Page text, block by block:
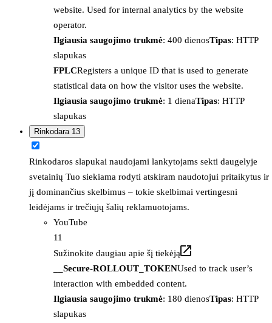
website. Used for internal analytics by the website
operator.
Ilgiausia saugojimo trukmė: 400 dienosTipas: HTTP
slapukas
FPLCRegisters a unique ID that is used to generate
statistical data on how the visitor uses the website.
Ilgiausia saugojimo trukmė: 1 dienaTipas: HTTP
slapukas
Rinkodara 13
Rinkodaros slapukai naudojami lankytojams sekti daugelyje
svetainių Tuo siekiama rodyti atskiram naudotojui pritaikytus ir
jį dominančius skelbimus – tokie skelbimai vertingesni
leidėjams ir trečiųjų šalių reklamuotojams.
YouTube
11
Sužinokite daugiau apie šį tiekėją
__Secure-ROLLOUT_TOKENUsed to track user’s
interaction with embedded content.
Ilgiausia saugojimo trukmė: 180 dienosTipas: HTTP
slapukas